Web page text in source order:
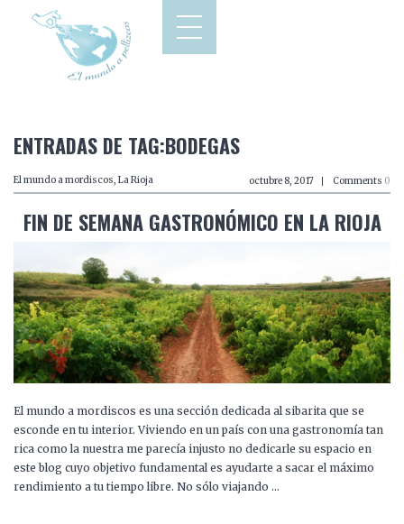
ENTRADAS DE TAG:BODEGAS
El mundo a mordiscos, La Rioja octubre 8, 2017 Comments 0
FIN DE SEMANA GASTRONÓMICO EN LA RIOJA
El mundo a mordiscos es una sección dedicada al sibarita que se
esconde en tu interior. Viviendo en un país con una gastronomía tan
rica como la nuestra me parecía injusto no dedicarle su espacio en
este blog cuyo objetivo fundamental es ayudarte a sacar el máximo
rendimiento a tu tiempo libre. No sólo viajando …